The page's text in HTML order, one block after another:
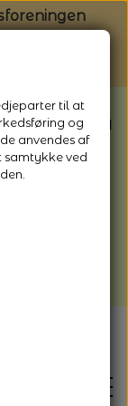
fra
hele
være lidt
til at
og
anvendes af
samtykke ved